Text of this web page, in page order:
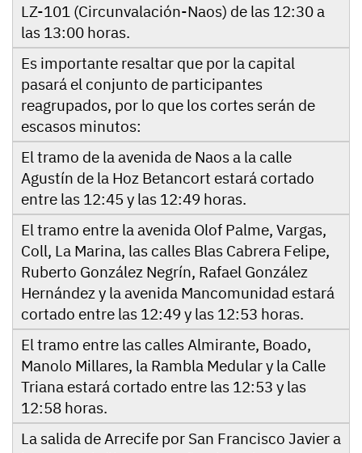
LZ-101 (Circunvalación-Naos) de las 12:30 a
las 13:00 horas.
Es importante resaltar que por la capital
pasará el conjunto de participantes
reagrupados, por lo que los cortes serán de
escasos minutos:
El tramo de la avenida de Naos a la calle
Agustín de la Hoz Betancort estará cortado
entre las 12:45 y las 12:49 horas.
El tramo entre la avenida Olof Palme, Vargas,
Coll, La Marina, las calles Blas Cabrera Felipe,
Ruberto González Negrín, Rafael González
Hernández y la avenida Mancomunidad estará
cortado entre las 12:49 y las 12:53 horas.
El tramo entre las calles Almirante, Boado,
Manolo Millares, la Rambla Medular y la Calle
Triana estará cortado entre las 12:53 y las
12:58 horas.
La salida de Arrecife por San Francisco Javier a